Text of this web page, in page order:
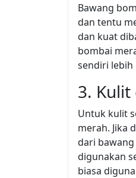
Bawang
dan tentu
dan kuat
bombai
sendiri lebih
3.
Untuk kulit
merah. Jika
dari
digunakan
biasa